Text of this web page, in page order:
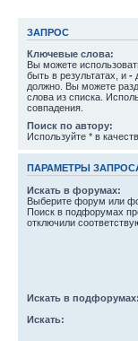
ЗАПРОС
Ключевые слова:
Вы можете
быть в результатах, и -
должно. Вы можете
слова из списка.
совпадения.
Поиск по автору:
Используйте * в
ПАРАМЕТРЫ
Искать в форумах:
Выберите форум или
Поиск в подфорумах
отключили
Искать в подфорумах:
Искать: